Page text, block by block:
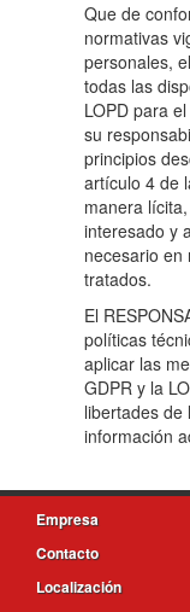
Que de
normativas
personales,
todas las
LOPD para
su
principios
artículo 4 de
manera
interesado y
necesario en
tratados.
El
políticas
aplicar las
GDPR y la
libertades de
información
Empresa
Contacto
Localización